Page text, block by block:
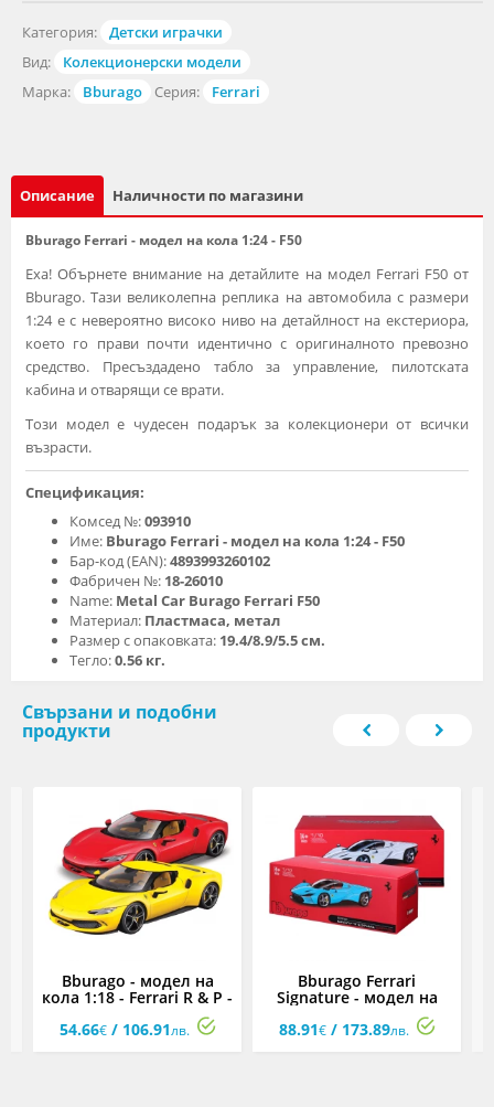
Категория:
Детски играчки
Вид:
Колекционерски модели
Марка:
Bburago Серия: Ferrari
Описание Наличности по магазини
Bburago Ferrari - модел на кола 1:24 - F50
Еха! Обърнете внимание на детайлите на модел Ferrari F50 от
Bburago. Тази великолепна реплика на автомобила с размери
1:24 е с невероятно високо ниво на детайлност на екстериора,
което го прави почти идентично с оригиналното превозно
средство. Пресъздадено табло за управление, пилотската
кабина и отварящи се врати.
Този модел е чудесен подарък за колекционери от всички
възрасти.
Спецификация:
Комсед №:093910
Име: Bburago Ferrari - модел на кола 1:24 - F50
Бар-код (EAN):4893993260102
Фабричен №: 18-26010
Name: Metal Car Burago Ferrari F50
Материал: Пластмаса, метал
Размер с опаковката: 19.4/8.9/5.5 см.
Тегло:0.56 кг.
Свързани и подобни
продукти
Bburago - модел на
кола 1:18 - Ferrari R & P -
296 GTB, асортимент
54.66€/ 106.91лв.
Bburago Ferrari
Signature - модел на
кола 1:18 - Daytona SP3,
асортимент
88.91€/ 173.89лв.